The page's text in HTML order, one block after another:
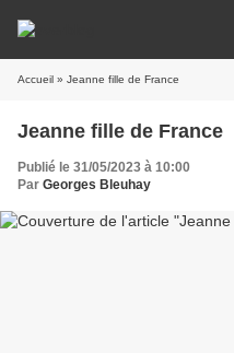
Accueil » Jeanne fille de France
Jeanne fille de France
Publié le 31/05/2023 à 10:00
Par Georges Bleuhay